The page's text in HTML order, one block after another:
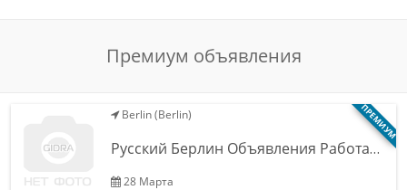
Премиум объявления
ПРЕМИУМ
Berlin (Berlin)
Русский Берлин Объявления Работа…
28 Марта